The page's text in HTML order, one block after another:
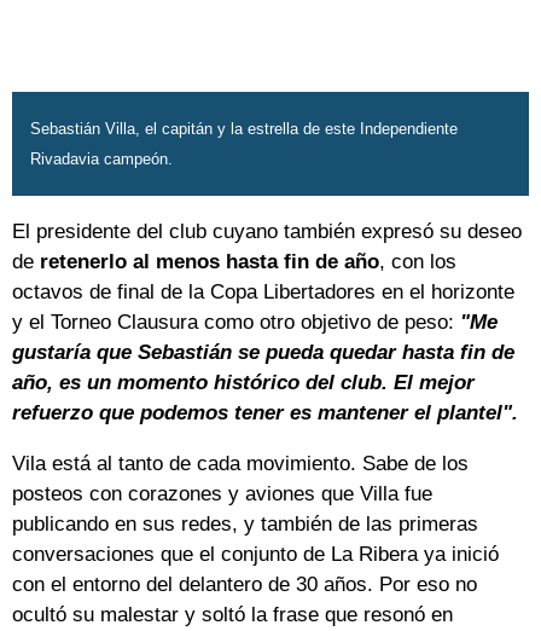
Sebastián Villa, el capitán y la estrella de este Independiente
Rivadavia campeón.
El presidente del club cuyano también expresó su deseo
de retenerlo al menos hasta fin de año, con los
octavos de final de la Copa Libertadores en el horizonte
y el Torneo Clausura como otro objetivo de peso: "Me
gustaría que Sebastián se pueda quedar hasta fin de
año, es un momento histórico del club. El mejor
refuerzo que podemos tener es mantener el plantel".
Vila está al tanto de cada movimiento. Sabe de los
posteos con corazones y aviones que Villa fue
publicando en sus redes, y también de las primeras
conversaciones que el conjunto de La Ribera ya inició
con el entorno del delantero de 30 años. Por eso no
ocultó su malestar y soltó la frase que resonó en